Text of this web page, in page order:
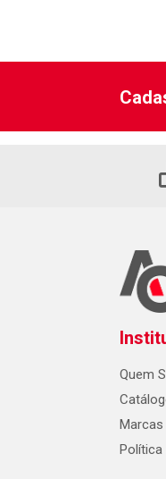
Quem
Marcas
Política